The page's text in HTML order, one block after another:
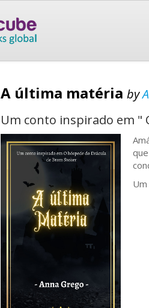
A última matéria by
Um conto inspirado em "